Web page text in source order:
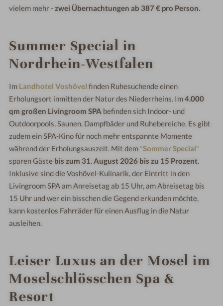
vielem mehr -zwei Übernachtungen ab 387 € pro Person.
Summer Special in
Nordrhein-Westfalen
Im Landhotel Voshövel finden Ruhesuchende einen
Erholungsort inmitten der Natur des Niederrheins. Im4.000
qm großen Livingroom SPA befinden sich Indoor- und
Outdoorpools, Saunen, Dampfbäder und Ruhebereiche. Es gibt
zudem ein SPA-Kino für noch mehr entspannte Momente
während der Erholungsauszeit. Mit dem "Sommer Special"
sparen Gäste bis zum 31. August 2026 bis zu 15 Prozent.
Inklusive sind die Voshövel-Kulinarik, der Eintritt in den
Livingroom SPA am Anreisetag ab 15 Uhr, am Abreisetag bis
15 Uhr und wer ein bisschen die Gegend erkunden möchte,
kann kostenlos Fahrräder für einen Ausflug in die Natur
ausleihen.
Leiser Luxus an der Mosel im
Moselschlösschen Spa &
Resort